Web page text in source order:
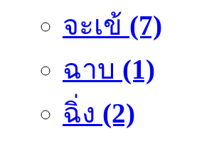
จะเข้ (7)
ฉาบ (1)
ฉิ่ง (2)